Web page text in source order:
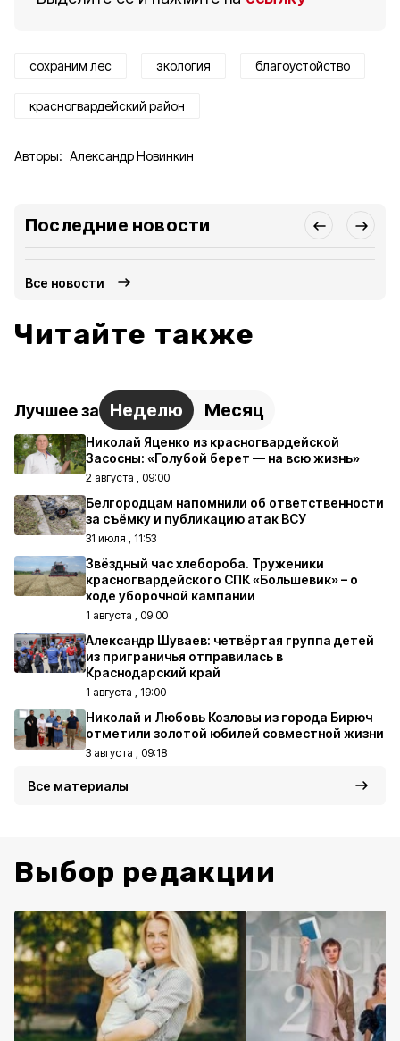
сохраним лес экология благоустойство
красногвардейский район
Авторы: Александр Новинкин
Последние новости
Все новости
Читайте также
Лучшее за Неделю Месяц
Николай Яценко из красногвардейской
Засосны: «Голубой берет — на всю жизнь»
2 августа , 09:00
Белгородцам напомнили об ответственности
за съёмку и публикацию атак ВСУ
31 июля , 11:53
Звёздный час хлебороба. Труженики
красногвардейского СПК «Большевик» – о
ходе уборочной кампании
1 августа , 09:00
Александр Шуваев: четвёртая группа детей
из приграничья отправилась в
Краснодарский край
1 августа , 19:00
Николай и Любовь Козловы из города Бирюч
отметили золотой юбилей совместной жизни
3 августа , 09:18
Все материалы
Выбор редакции